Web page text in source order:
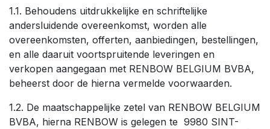
1.1. Behoudens uitdrukkelijke en schriftelijke
andersluidende overeenkomst, worden alle
overeenkomsten, offerten, aanbiedingen, bestellingen,
en alle daaruit voortspruitende leveringen en
verkopen aangegaan met RENBOW BELGIUM BVBA,
beheerst door de hierna vermelde voorwaarden.
1.2. De maatschappelijke zetel van RENBOW BELGIUM
BVBA, hierna RENBOW is gelegen te 9980 SINT-